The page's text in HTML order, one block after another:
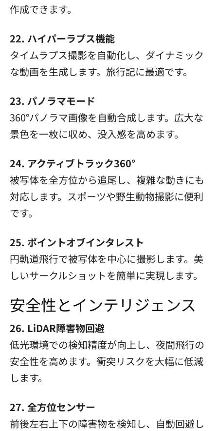
作成できます。
22. ハイパーラプス機能
タイムラプス撮影を自動化し、ダイナミック
な動画を生成します。旅行記に最適です。
23. パノラマモード
360°パノラマ画像を自動合成します。広大な
景色を一枚に収め、没入感を高めます。
24. アクティブトラック360°
被写体を全方位から追尾し、複雑な動きにも
対応します。スポーツや野生動物撮影に便利
です。
25. ポイントオブインタレスト
円軌道飛行で被写体を中心に撮影します。美
しいサークルショットを簡単に実現します。
安全性とインテリジェンス
26. LiDAR障害物回避
低光環境での検知精度が向上し、夜間飛行の
安全性を高めます。衝突リスクを大幅に低減
します。
27. 全方位センサー
前後左右上下の障害物を検知し、自動回避し